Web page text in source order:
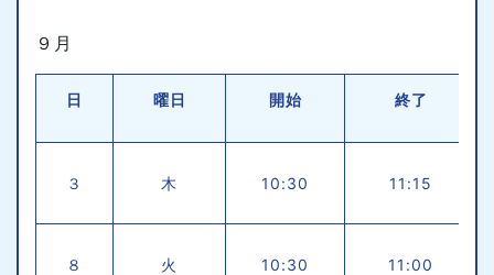
９月
日 曜日 開始 終了
３ 木 10:30 11:15
８ 火 10:30 11:00